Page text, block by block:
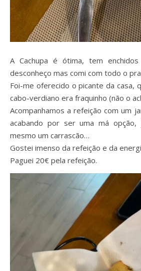
A Cachupa é ótima, tem
desconheço mas comi com todo o
Foi-me oferecido o picante da casa,
cabo-verdiano era fraquinho (não o
Acompanhamos a refeição com um
acabando por ser uma má
mesmo um carrascão…
Gostei imenso da refeição e da
Paguei 20€ pela refeição.